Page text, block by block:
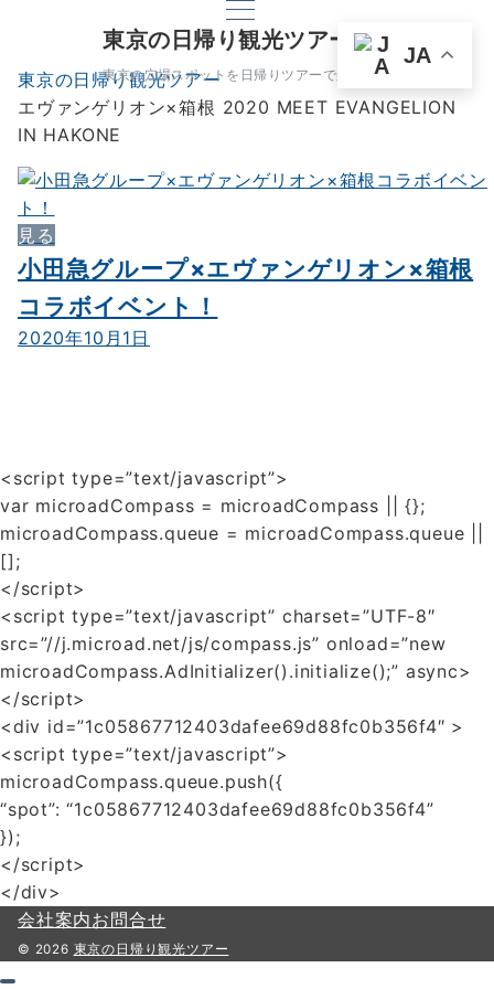
東京の日帰り観光ツアー
東京の穴場スポットを日帰りツアーで楽しもう
東京の日帰り観光ツアー
エヴァンゲリオン×箱根 2020 MEET EVANGELION
IN HAKONE
見る
小田急グループ×エヴァンゲリオン×箱根
コラボイベント！
2020年10月1日
<script type=”text/javascript”>
var microadCompass = microadCompass || {};
microadCompass.queue = microadCompass.queue ||
[];
</script>
<script type=”text/javascript” charset=”UTF-8″
src=”//j.microad.net/js/compass.js” onload=”new
microadCompass.AdInitializer().initialize();” async>
</script>
<div id=”1c05867712403dafee69d88fc0b356f4″ >
<script type=”text/javascript”>
microadCompass.queue.push({
“spot”: “1c05867712403dafee69d88fc0b356f4”
});
</script>
</div>
会社案内お問合せ
© 2026 東京の日帰り観光ツアー
JA